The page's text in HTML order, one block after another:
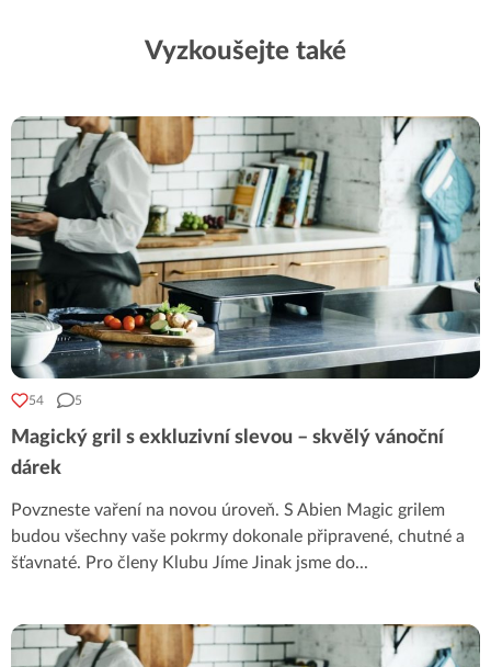
Vyzkoušejte také
54 5
Magický gril s exkluzivní slevou – skvělý vánoční
dárek
Povzneste vaření na novou úroveň. S Abien Magic grilem
budou všechny vaše pokrmy dokonale připravené, chutné a
šťavnaté. Pro členy Klubu Jíme Jinak jsme do...